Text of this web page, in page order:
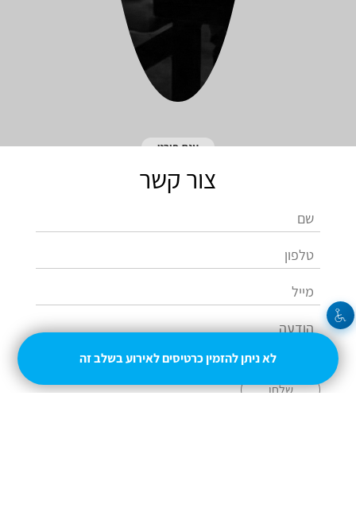
ענת פורט
צור קשר
שלחו
לא ניתן להזמין כרטיסים לאירוע בשלב זה